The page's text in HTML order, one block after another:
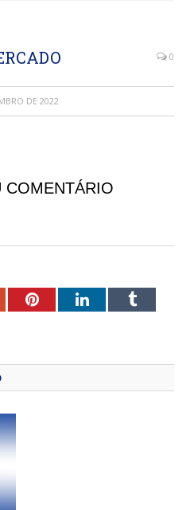
0
DE 2022
COMENTÁRIO
PinterestLinkedInTumblr